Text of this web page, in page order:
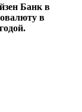
Банк в
в